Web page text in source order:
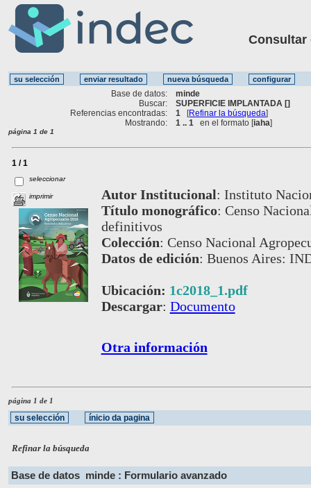
Consultar
Base de datos:
minde
Buscar:
SUPERFICIE IMPLANTADA []
Referencias encontradas:
1 [Refinar la búsqueda]
Mostrando:
1 .. 1 en el formato [iaha]
página 1 de 1
1 / 1
seleccionar
imprimir Autor Institucional: Instituto
Título monográfico: Censo
definitivos
Colección: Censo Nacional
Datos de edición: Buenos Aires:
Ubicación: 1c2018_1.pdf
Descargar: Documento
Otra información
página 1 de 1
Refinar la búsqueda
Base de datos minde : Formulario avanzado